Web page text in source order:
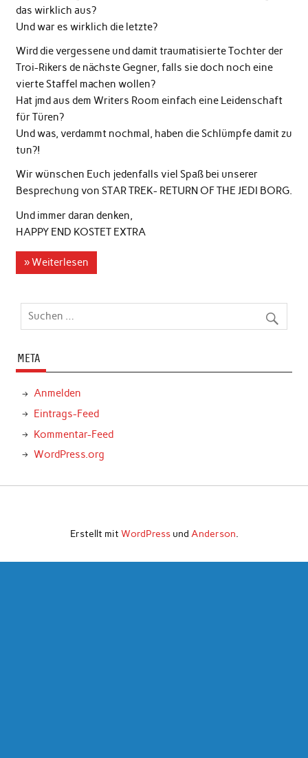
das wirklich aus?
Und war es wirklich die letzte?
Wird die vergessene und damit traumatisierte Tochter der
Troi-Rikers de nächste Gegner, falls sie doch noch eine
vierte Staffel machen wollen?
Hat jmd aus dem Writers Room einfach eine Leidenschaft
für Türen?
Und was, verdammt nochmal, haben die Schlümpfe damit zu
tun?!
Wir wünschen Euch jedenfalls viel Spaß bei unserer
Besprechung von STAR TREK- RETURN OF THE JEDI BORG.
Und immer daran denken,
HAPPY END KOSTET EXTRA
» Weiterlesen
META
Anmelden
Eintrags-Feed
Kommentar-Feed
WordPress.org
Erstellt mit WordPressund Anderson